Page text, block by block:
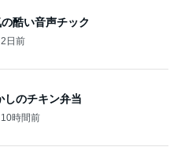
酷い音声チック
2日前
しのチキン弁当
10時間前